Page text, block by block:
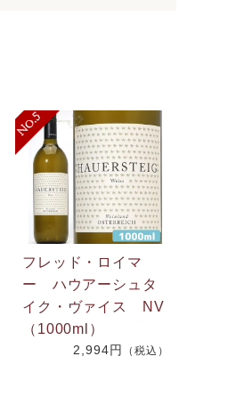
フレッド・ロイマ
ー ハウアーシュタ
イク・ヴァイス NV
（1000ml）
2,994円 （税込）